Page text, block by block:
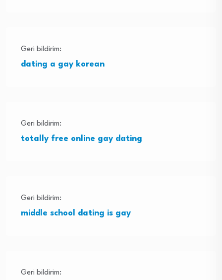
Geri bildirim:
dating a gay korean
Geri bildirim:
totally free online gay dating
Geri bildirim:
middle school dating is gay
Geri bildirim: